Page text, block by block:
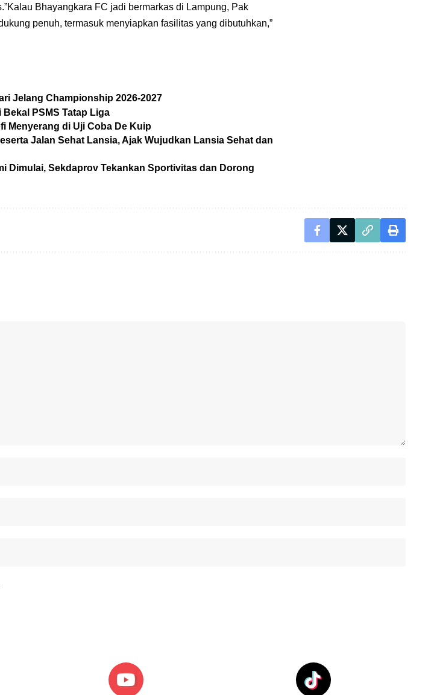
Bhayangkara FC jadi bermarkas di Lampung, Pak
penuh, termasuk menyiapkan fasilitas yang dibutuhkan,”
Jelang Championship 2026-2027
PSMS Tatap Liga
Menyerang di Uji Coba De Kuip
Jalan Sehat Lansia, Ajak Wujudkan Lansia Sehat dan
Dimulai, Sekdaprov Tekankan Sportivitas dan Dorong